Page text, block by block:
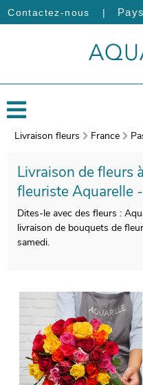
Contactez-nous |
Livraison fleurs France
Livraison de fleurs
fleuriste Aquarelle
Dites-le avec des fleurs :
livraison de bouquets de
samedi.
indiscutable. Une photo de
composition. Vous pourrez
par e-mail afin que vous
bouquet. Puis, il sera livré
joindre à votre bouquet
avez la possibilité de
donner plus de personnalité